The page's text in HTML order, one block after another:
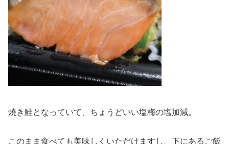
焼き鮭となっていて、ちょうどいい塩梅の塩加減。
このまま食べても美味しくいただけますし、下にあるご飯